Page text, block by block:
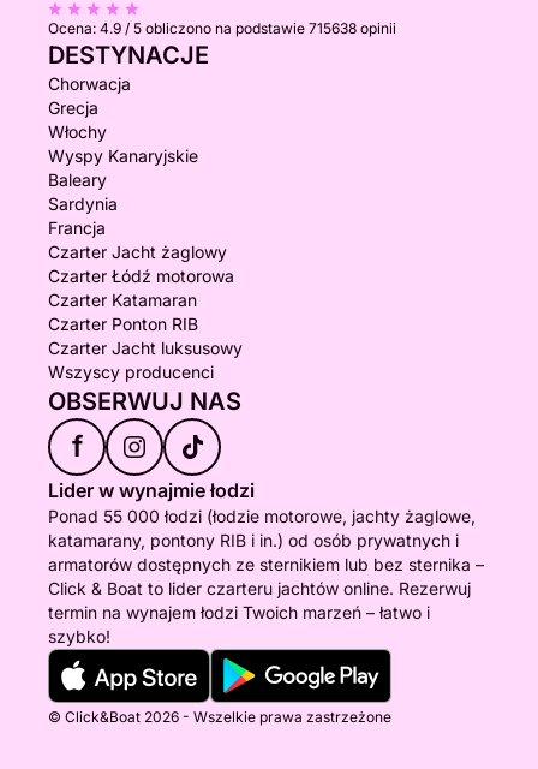
Ocena: 4.9 / 5 obliczono na podstawie 715638 opinii
DESTYNACJE
Chorwacja
Grecja
Włochy
Wyspy Kanaryjskie
Baleary
Sardynia
Francja
Czarter Jacht żaglowy
Czarter Łódź motorowa
Czarter Katamaran
Czarter Ponton RIB
Czarter Jacht luksusowy
Wszyscy producenci
OBSERWUJ NAS
f
Lider w wynajmie łodzi
Ponad 55 000 łodzi (łodzie motorowe, jachty żaglowe,
katamarany, pontony RIB i in.) od osób prywatnych i
armatorów dostępnych ze sternikiem lub bez sternika –
Click & Boat to lider czarteru jachtów online. Rezerwuj
termin na wynajem łodzi Twoich marzeń – łatwo i
szybko!
© Click&Boat 2026 - Wszelkie prawa zastrzeżone